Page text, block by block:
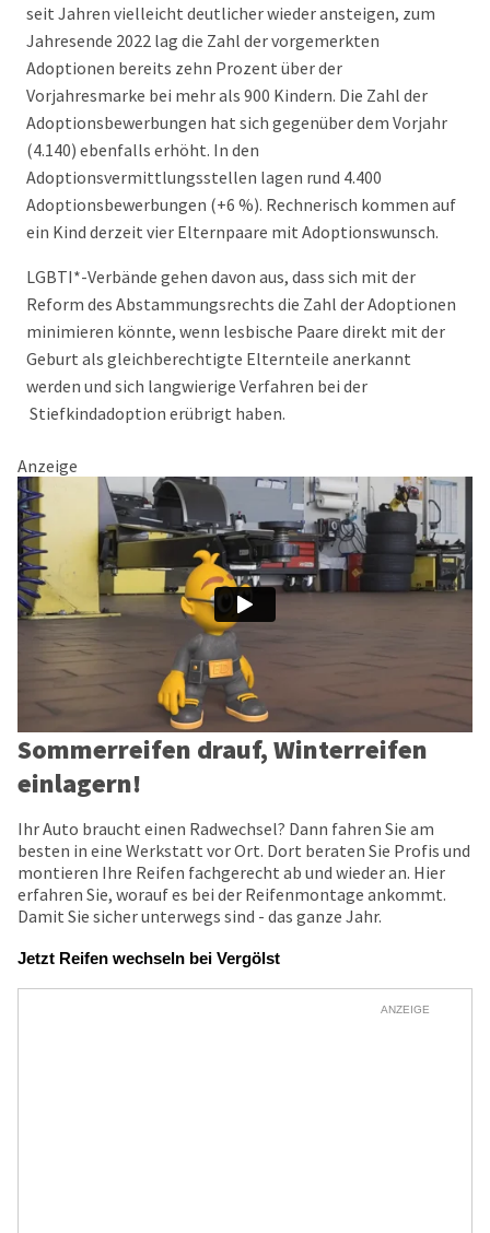
seit Jahren vielleicht deutlicher wieder ansteigen, zum
Jahresende 2022 lag die Zahl der vorgemerkten
Adoptionen bereits zehn Prozent über der
Vorjahresmarke bei mehr als 900 Kindern. Die Zahl der
Adoptionsbewerbungen hat sich gegenüber dem Vorjahr
(4.140) ebenfalls erhöht. In den
Adoptionsvermittlungsstellen lagen rund 4.400
Adoptionsbewerbungen (+6 %). Rechnerisch kommen auf
ein Kind derzeit vier Elternpaare mit Adoptionswunsch.
LGBTI*-Verbände gehen davon aus, dass sich mit der
Reform des Abstammungsrechts die Zahl der Adoptionen
minimieren könnte, wenn lesbische Paare direkt mit der
Geburt als gleichberechtigte Elternteile anerkannt
werden und sich langwierige Verfahren bei der
Stiefkindadoption erübrigt haben.
Anzeige
Sommerreifen drauf, Winterreifen
einlagern!
Ihr Auto braucht einen Radwechsel? Dann fahren Sie am
besten in eine Werkstatt vor Ort. Dort beraten Sie Profis und
montieren Ihre Reifen fachgerecht ab und wieder an. Hier
erfahren Sie, worauf es bei der Reifenmontage ankommt.
Damit Sie sicher unterwegs sind - das ganze Jahr.
Jetzt Reifen wechseln bei Vergölst
ANZEIGE